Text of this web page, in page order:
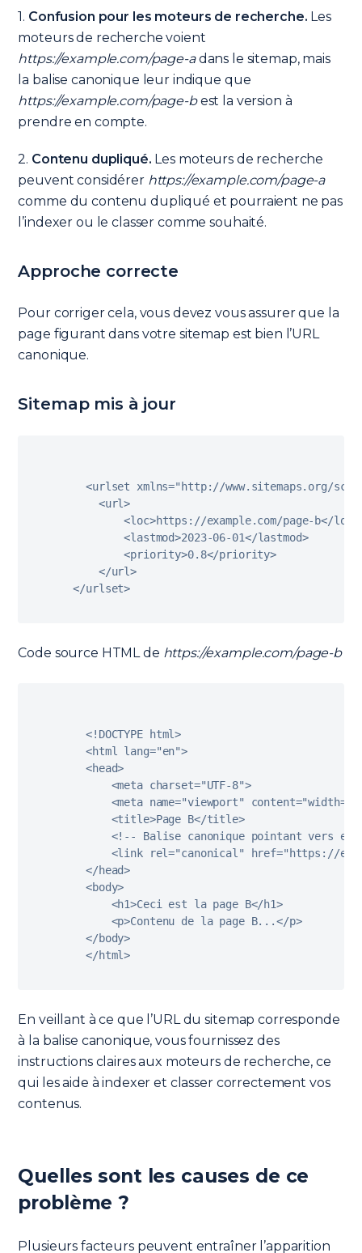
1. Confusion pour les moteurs de recherche. Les
moteurs de recherche voient
https://example.com/page-adans le sitemap, mais
la balise canonique leur indique que
https://example.com/page-best la version à
prendre en compte.
2. Contenu dupliqué. Les moteurs de recherche
peuvent considérer https://example.com/page-a
comme du contenu dupliqué et pourraient ne pas
l’indexer ou le classer comme souhaité.
Approche correcte
Pour corriger cela, vous devez vous assurer que la
page figurant dans votre sitemap est bien l’URL
canonique.
Sitemap mis à jour
<urlset xmlns="http://www.sitemaps.org/
<url>
<loc>https : //example.com/page- b</loc
<lastmod>2023-06-01</lastmod>
<priority>0.8</priority>
</url>
</urlset>
Code source HTML de https://example.com/page-b
<! DOCTYPE html>
<html lang="en">
<head>
<meta charset="UTF-8">
<meta name="viewport" content=
<title>Page B</title>
<! --
Balise canonique pointant vers
<link rel="canonical" href="https://
</head>
<body>
<h1>Ceci est la page B</h1>
<p>Contenu de la page B...</p>
</body>
</html>
En veillant à ce que l’URL du sitemap corresponde
à la balise canonique, vous fournissez des
instructions claires aux moteurs de recherche, ce
qui les aide à indexer et classer correctement vos
contenus.
Quelles sont les causes de ce
problème ?
Plusieurs facteurs peuvent entraîner l’apparition